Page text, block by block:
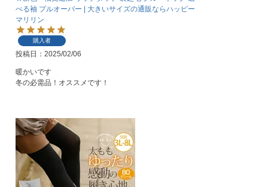
べる袖 プルオーバー | 大きいサイズの通販ならハッピー
マリリン
購入者
投稿日 2025/02/06
暖かいです
冬の必需品！オススメです！